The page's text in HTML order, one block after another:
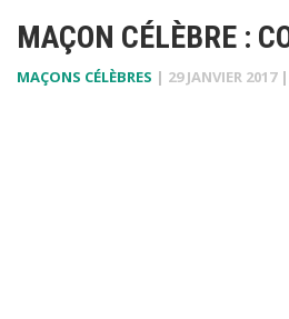
MAÇON CÉLÈBRE :
MAÇONS CÉLÈBRES | 29 JANVIER 2017 |